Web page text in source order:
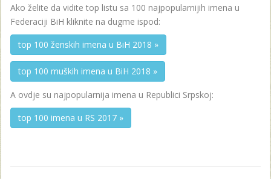
Ako želite da vidite top listu sa 100 najpopularnijih imena u
Federaciji BiH kliknite na dugme ispod:
top 100 ženskih imena u BiH 2018 »
top 100 muških imena u BiH 2018 »
A ovdje su najpopularnija imena u Republici Srpskoj:
top 100 imena u RS 2017 »